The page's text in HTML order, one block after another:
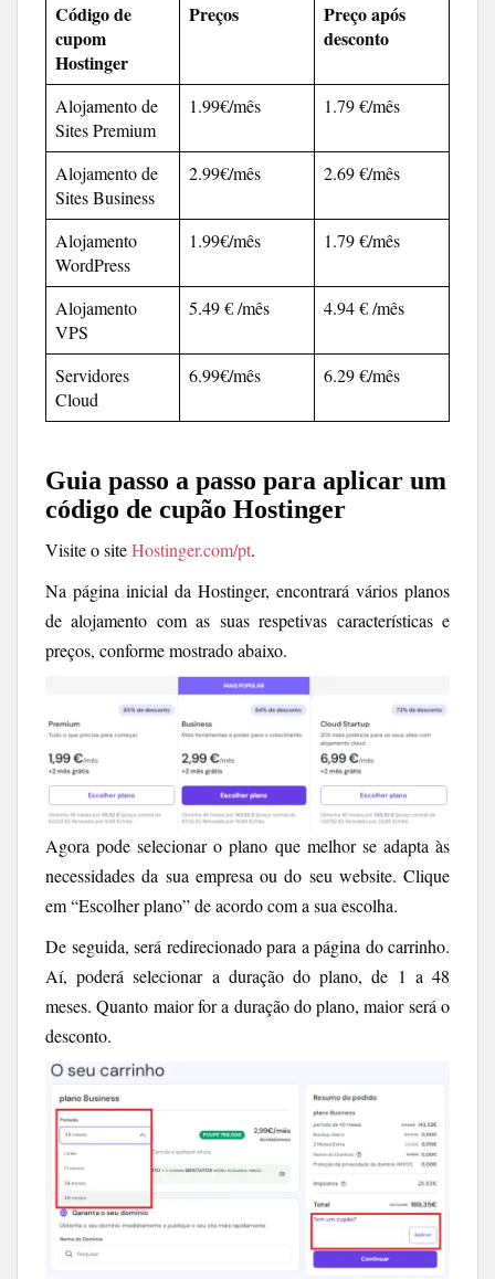
Código de
cupom
Hostinger
Preços
Preço após
desconto
Alojamento de
Sites Premium
1.99€/mês 1.79 €/mês
Alojamento de
Sites Business
2.99€/mês 2.69 €/mês
Alojamento
WordPress
1.99€/mês 1.79 €/mês
Alojamento
VPS
5.49 € /mês 4.94 € /mês
Servidores
Cloud
6.99€/mês 6.29 €/mês
Guia passo a passo para aplicar um
código de cupão Hostinger
Visite o siteHostinger.com/pt.
Na página inicial da Hostinger, encontrará vários planos
de alojamento com as suas respetivas características e
preços, conforme mostrado abaixo.
Agora pode selecionar o plano que melhor se adapta às
necessidades da sua empresa ou do seu website. Clique
em “Escolher plano” de acordo com a sua escolha.
De seguida, será redirecionado para a página do carrinho.
Aí, poderá selecionar a duração do plano, de 1 a 48
meses. Quanto maior for a duração do plano, maior será o
desconto.